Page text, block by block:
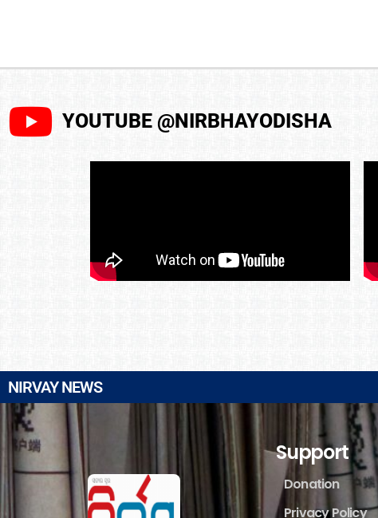
YOUTUBE @NIRBHAYODISHA
NIRVAY NEWS
Support
Donation
Privacy Policy